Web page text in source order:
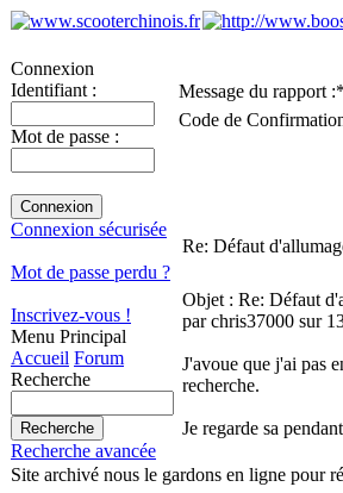
Connexion
Identifiant :
Mot de passe :
Connexion sécurisée
Mot de passe perdu ?
Inscrivez-vous !
Menu Principal
Accueil Forum
Recherche
Recherche avancée
Message du rapport :*
Code de
Re: Défaut
Objet : Re: Défaut
par chris37000 sur
J'avoue que j'ai pas
recherche.
Je regarde sa
Site archivé nous le gardons en ligne pour